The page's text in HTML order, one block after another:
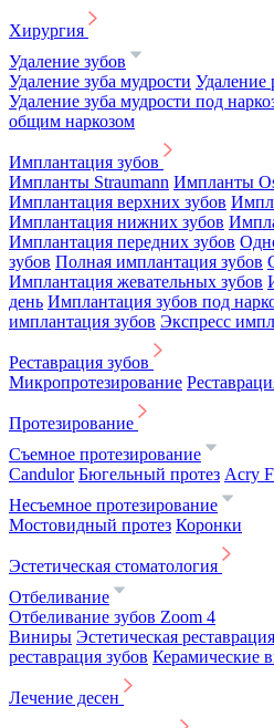
Хирургия
Удаление зубов
Удаление зуба мудрости Удаление
Удаление зуба мудрости под
общим наркозом
Имплантация зубов
Импланты Straumann Импланты
Имплантация верхних зубов
Имплантация нижних зубов
Имплантация передних зубов
зубов Полная имплантация зубов
Имплантация жевательных зубов
день Имплантация зубов под
имплантация зубов Экспресс
Реставрация зубов
Микропротезирование
Протезирование
Съемное протезирование
Candulor Бюгельный протез Acry
Несъемное протезирование
Мостовидный протез Коронки
Эстетическая стоматология
Отбеливание
Отбеливание зубов Zoom 4
Виниры Эстетическая
реставрация зубов Керамические
Лечение десен